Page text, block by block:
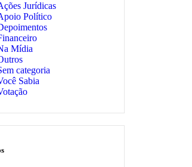
Jurídicas
Político
Mídia
categoria
Sabia